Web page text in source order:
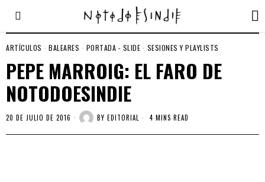
ARTÍCULOS · BALEARES · PORTADA - SLIDE · SESIONES Y PLAYLISTS
PEPE MARROIG: EL FARO DE
NOTODOESINDIE
20 DE JULIO DE 2016 BY EDITORIAL 4 MINS READ